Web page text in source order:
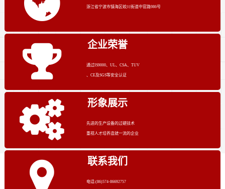
浙江省宁波市镇海区蛟川街道中官路986号
企业荣誉
通过IS9000、UL、CSA、TUV
、CE及SGS等安全认证
形象展示
先进的生产设备的过硬技术
重视人才培养造就一流的企业
联系我们
电话:(86)574-86692757